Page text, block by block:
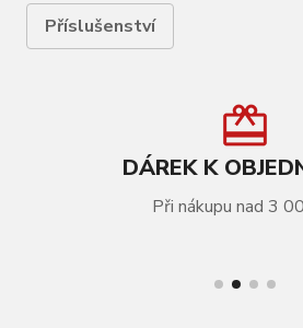
Příslušenství
DÁREK K
Při nákupu nad 3